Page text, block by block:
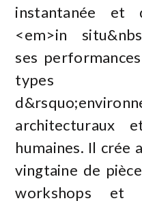
instantanée et
<em>in
ses
types
architecturaux
humaines. Il crée
vingtaine de
workshops et